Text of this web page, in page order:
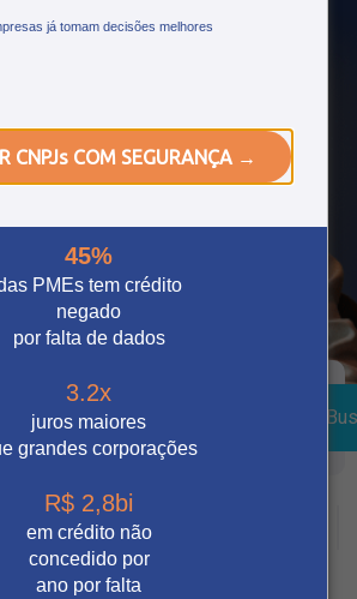
já tomam decisões melhores
CNPJs COM SEGURANÇA →
45%
PMEs tem crédito
negado
por falta de dados
3.2x
juros maiores
grandes corporações
R$ 2,8bi
em crédito não
concedido por
ano por falta
Digitais Prevenção à fraude
Automação